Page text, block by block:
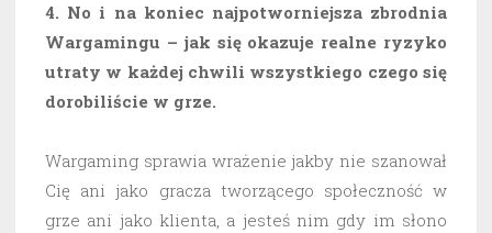
4. No i na koniec najpotworniejsza zbrodnia
Wargamingu – jak się okazuje realne ryzyko
utraty w każdej chwili wszystkiego czego się
dorobiliście w grze.
Wargaming sprawia wrażenie jakby nie szanował
Cię ani jako gracza tworzącego społeczność w
grze ani jako klienta, a jesteś nim gdy im słono